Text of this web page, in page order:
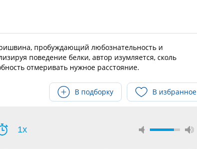
пробуждающий любознательность и
поведение белки, автор изумляется, сколь
отмеривать нужное расстояние.
В подборку В избранное
1x